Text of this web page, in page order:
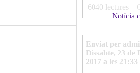
6040 lectures
Notícia
Enviat per
Dissabte, 23 de
2017 a les 21:33